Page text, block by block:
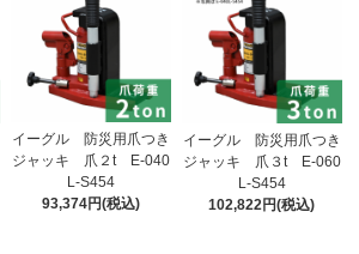
イーグル 防災用爪つき
ジャッキ 爪２t E-040
L-S454
93,374円(税込)
イーグル 防災用爪つき
ジャッキ 爪３t E-060
L-S454
102,822円(税込)